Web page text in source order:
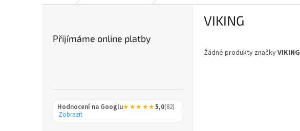
Přijímáme online platby
Hodnocení na Googlu★★★★★5,0(82)
Zobrazit
VIKING
Žádné produkty značkyVIKING